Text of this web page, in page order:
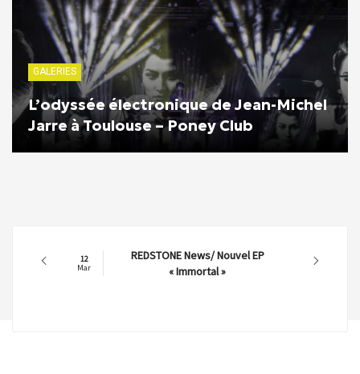
GALERIES
L’odyssée électronique de Jean-Michel
Jarre à Toulouse – Poney Club
DRAKKFEST METAL FEST
News/Running Order